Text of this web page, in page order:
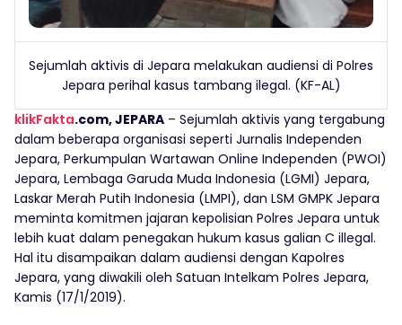
Sejumlah aktivis di Jepara melakukan audiensi di Polres
Jepara perihal kasus tambang ilegal. (KF-AL)
klikFakta.com, JEPARA – Sejumlah aktivis yang tergabung
dalam beberapa organisasi seperti Jurnalis Independen
Jepara, Perkumpulan Wartawan Online Independen (PWOI)
Jepara, Lembaga Garuda Muda Indonesia (LGMI) Jepara,
Laskar Merah Putih Indonesia (LMPI), dan LSM GMPK Jepara
meminta komitmen jajaran kepolisian Polres Jepara untuk
lebih kuat dalam penegakan hukum kasus galian C illegal.
Hal itu disampaikan dalam audiensi dengan Kapolres
Jepara, yang diwakili oleh Satuan Intelkam Polres Jepara,
Kamis (17/1/2019).